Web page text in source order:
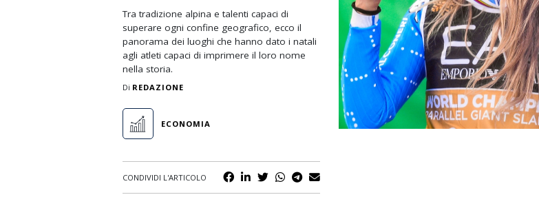
Padel
Rugby
Tennis
Tra tradizione alpina e talenti capaci di
superare ogni confine geografico, ecco il
panorama dei luoghi che hanno dato i natali
agli atleti capaci di imprimere il loro nome
nella storia.
Di REDAZIONE
ECONOMIA
CONDIVIDI L'ARTICOLO